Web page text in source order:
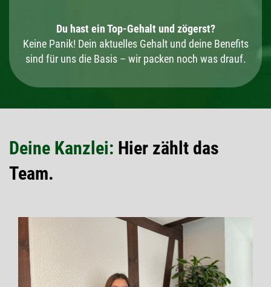
Du hast ein Top-Gehalt und zögerst?
Keine Panik! Dein aktuelles Gehalt und deine Benefits
sind für uns die Basis – wir packen noch was drauf.
Deine Kanzlei: Hier zählt das
Team.